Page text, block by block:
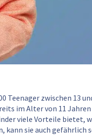
Teenager zwischen 13
im Alter von 11
viele Vorteile bietet,
kann sie auch gefährlich